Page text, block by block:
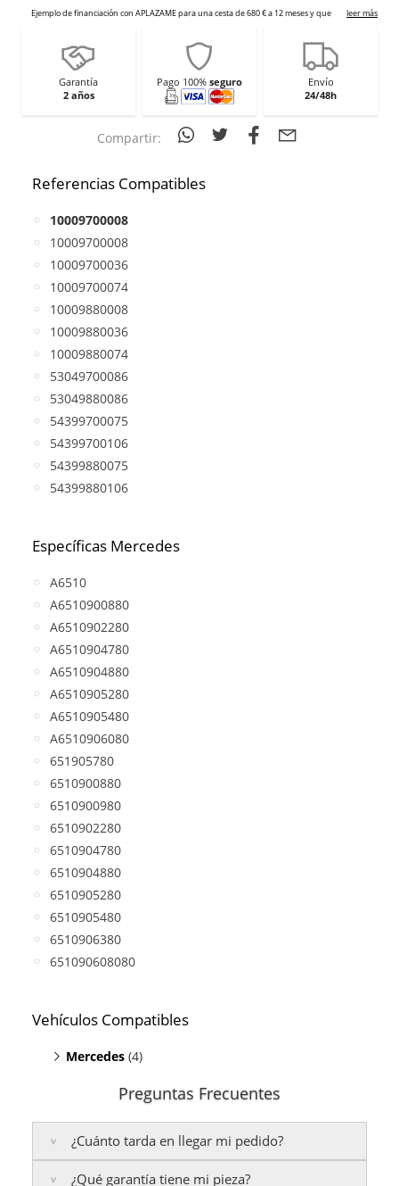
Garantía
2 años
Pago 100% seguro
Envío
24/48h
Compartir:
Referencias Compatibles
10009700008
10009700008
10009700036
10009700074
10009880008
10009880036
10009880074
53049700086
53049880086
54399700075
54399700106
54399880075
54399880106
Específicas Mercedes
A6510
A6510900880
A6510902280
A6510904780
A6510904880
A6510905280
A6510905480
A6510906080
651905780
6510900880
6510900980
6510902280
6510904780
6510904880
6510905280
6510905480
6510906380
651090608080
Vehículos Compatibles
Mercedes (4)
E200 W212(motor A651)
Sprinter 216 CDI(motor A651)
Sprinter 316 CDI(motor A651)
Preguntas Frecuentes
¿Cuánto tarda en llegar mi pedido?
¿Qué garantía tiene mi pieza?